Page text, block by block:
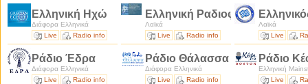
Ελληνική Ηχώ
Διάφορα Ελληνικά
Live
Radio info
Ελληνική Ραδιοφωνία Μάνα
Λαϊκά
Live
Radio info
Λαϊκά
Live
Ράδιο Έδρα
Διάφορα Ελληνικά
Live
Radio info
Ράδιο Θάλασσα
Διάφορα Ελληνικά
Live
Radio info
Ράδιο
Ελληνική
Live